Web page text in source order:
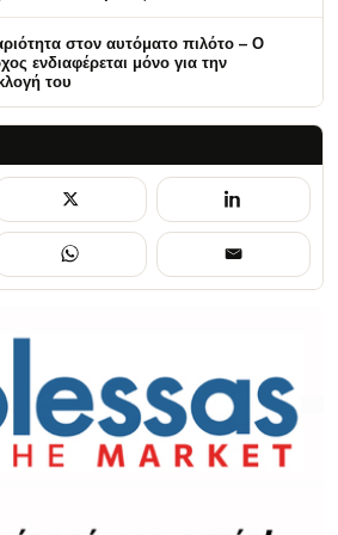
στον αυτόματο πιλότο – Ο
ενδιαφέρεται μόνο για την
του